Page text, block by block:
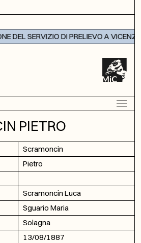
DEL SERVIZIO DI PRELIEVO A VICENZA
PIETRO
Scramoncin
Pietro
Scramoncin Luca
Sguario Maria
Solagna
13/08/1887